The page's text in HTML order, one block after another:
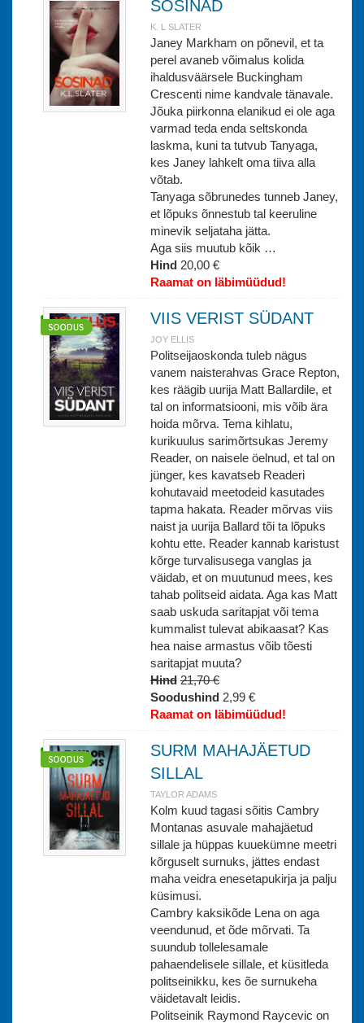
SOSINAD
K. L SLATER
Janey Markham on põnevil, et ta
perel avaneb võimalus kolida
ihaldusväärsele Buckingham
Crescenti nime kandvale tänavale.
Jõuka piirkonna elanikud ei ole aga
varmad teda enda seltskonda
laskma, kuni ta tutvub Tanyaga,
kes Janey lahkelt oma tiiva alla
võtab.
Tanyaga sõbrunedes tunneb Janey,
et lõpuks õnnestub tal keeruline
minevik seljataha jätta.
Aga siis muutub kõik …
Hind 20,00 €
Raamat on läbimüüdud!
VIIS VERIST SÜDANT
JOY ELLIS
Politseijaoskonda tuleb nägus
vanem naisterahvas Grace Repton,
kes räägib uurija Matt Ballardile, et
tal on informatsiooni, mis võib ära
hoida mõrva. Tema kihlatu,
kurikuulus sarimõrtsukas Jeremy
Reader, on naisele öelnud, et tal on
jünger, kes kavatseb Readeri
kohutavaid meetodeid kasutades
tapma hakata. Reader mõrvas viis
naist ja uurija Ballard tõi ta lõpuks
kohtu ette. Reader kannab karistust
kõrge turvalisusega vanglas ja
väidab, et on muutunud mees, kes
tahab politseid aidata. Aga kas Matt
saab uskuda saritapjat või tema
kummalist tulevat abikaasat? Kas
hea naise armastus võib tõesti
saritapjat muuta?
Hind 21,70 €
Soodushind 2,99 €
Raamat on läbimüüdud!
SURM MAHAJÄETUD
SILLAL
TAYLOR ADAMS
Kolm kuud tagasi sõitis Cambry
Montanas asuvale mahajäetud
sillale ja hüppas kuuekümne meetri
kõrguselt surnuks, jättes endast
maha veidra enesetapukirja ja palju
küsimusi.
Cambry kaksikõde Lena on aga
veendunud, et õde mõrvati. Ta
suundub tollelesamale
pahaendelisele sillale, et küsitleda
politseinikku, kes õe surnukeha
väidetavalt leidis.
Politseinik Raymond Raycevic on